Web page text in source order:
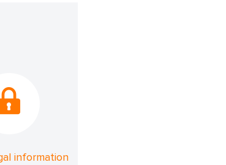
information